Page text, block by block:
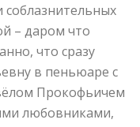
соблазнительных
– даром что
что сразу
в пеньюаре с
Прокофьичем
любовниками,